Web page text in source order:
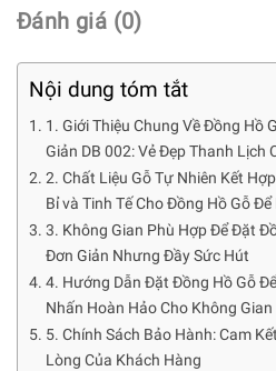
Đánh giá (0)
Nội dung tóm tắt
1. Giới Thiệu Chung Về Đồng Hồ
Giản DB 002: Vẻ Đẹp Thanh Lịch
2. Chất Liệu Gỗ Tự Nhiên Kết
Bỉ và Tinh Tế Cho Đồng Hồ Gỗ Để
3. Không Gian Phù Hợp Để Đặt
Đơn Giản Nhưng Đầy Sức Hút
4. Hướng Dẫn Đặt Đồng Hồ Gỗ
Nhấn Hoàn Hảo Cho Không Gian
5. Chính Sách Bảo Hành: Cam
Lòng Của Khách Hàng